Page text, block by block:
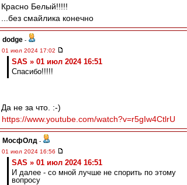
Красно Белый!!!!!
...без смайлика конечно
dodge -
01 июл 2024 17:02
SAS » 01 июл 2024 16:51
Спасибо!!!!!
Да не за что. :-)
https://www.youtube.com/watch?v=r5gIw4CtlrU
МосфОлд -
01 июл 2024 16:56
SAS » 01 июл 2024 16:51
И далее - со мной лучше не спорить по этому
вопросу